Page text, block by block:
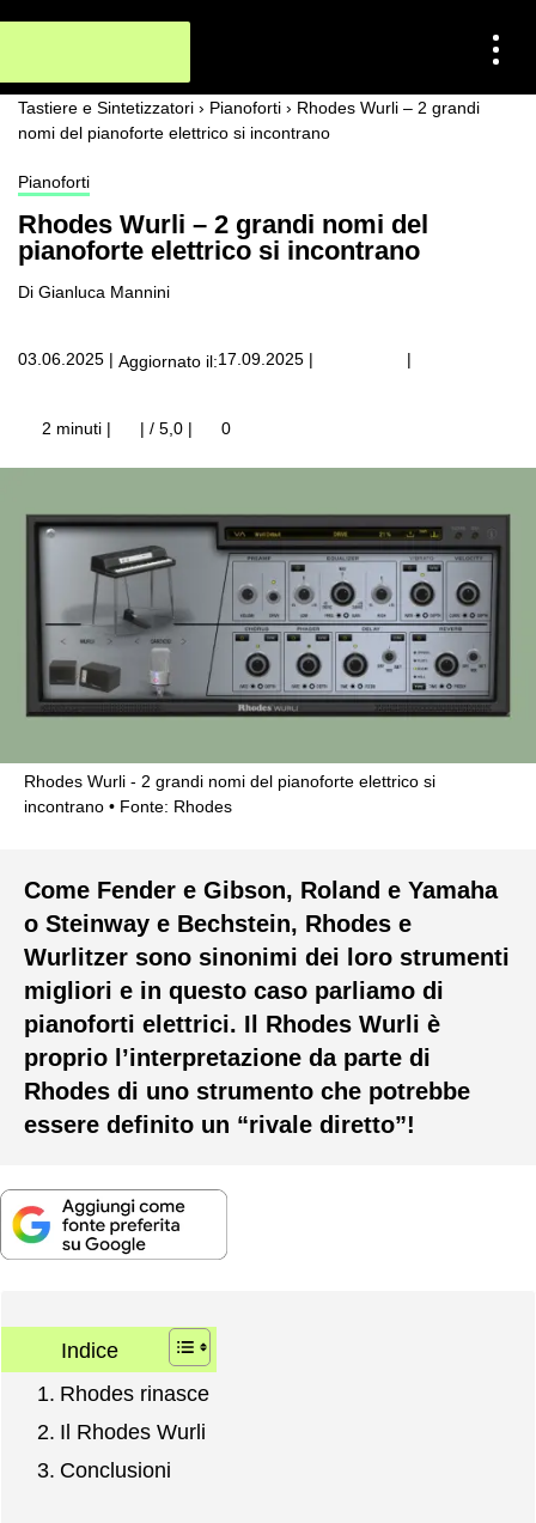
Tastiere e Sintetizzatori › Pianoforti › Rhodes Wurli – 2 grandi
nomi del pianoforte elettrico si incontrano
Pianoforti
Rhodes Wurli – 2 grandi nomi del
pianoforte elettrico si incontrano
Di Gianluca Mannini
03.06.2025 | Aggiornato il:17.09.2025 | |
2 minuti | | / 5,0 | 0
Rhodes Wurli - 2 grandi nomi del pianoforte elettrico si
incontrano
Fonte: Rhodes
Come Fender e Gibson, Roland e Yamaha
o Steinway e Bechstein, Rhodes e
Wurlitzer sono sinonimi dei loro strumenti
migliori e in questo caso parliamo di
pianoforti elettrici. Il Rhodes Wurli è
proprio l’interpretazione da parte di
Rhodes di uno strumento che potrebbe
essere definito un “rivale diretto”!
Indice
Rhodes rinasce
Il Rhodes Wurli
Conclusioni